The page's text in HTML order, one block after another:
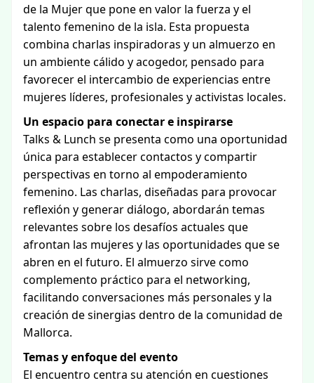
de la Mujer que pone en valor la fuerza y el
talento femenino de la isla. Esta propuesta
combina charlas inspiradoras y un almuerzo en
un ambiente cálido y acogedor, pensado para
favorecer el intercambio de experiencias entre
mujeres líderes, profesionales y activistas locales.
Un espacio para conectar e inspirarse
Talks & Lunch se presenta como una oportunidad
única para establecer contactos y compartir
perspectivas en torno al empoderamiento
femenino. Las charlas, diseñadas para provocar
reflexión y generar diálogo, abordarán temas
relevantes sobre los desafíos actuales que
afrontan las mujeres y las oportunidades que se
abren en el futuro. El almuerzo sirve como
complemento práctico para el networking,
facilitando conversaciones más personales y la
creación de sinergias dentro de la comunidad de
Mallorca.
Temas y enfoque del evento
El encuentro centra su atención en cuestiones